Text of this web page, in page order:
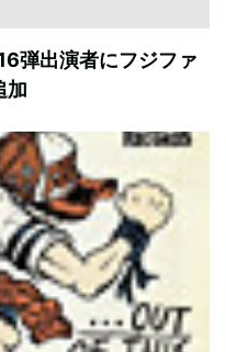
弾出演者にフジファ
加